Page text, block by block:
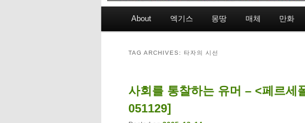
Skip to primary content
Skip to secondary content
About 엑기스 몽땅 매체 만화
TAG ARCHIVES: 타자의 시선
사회를 통찰하는 유머 – <페르세
051129]